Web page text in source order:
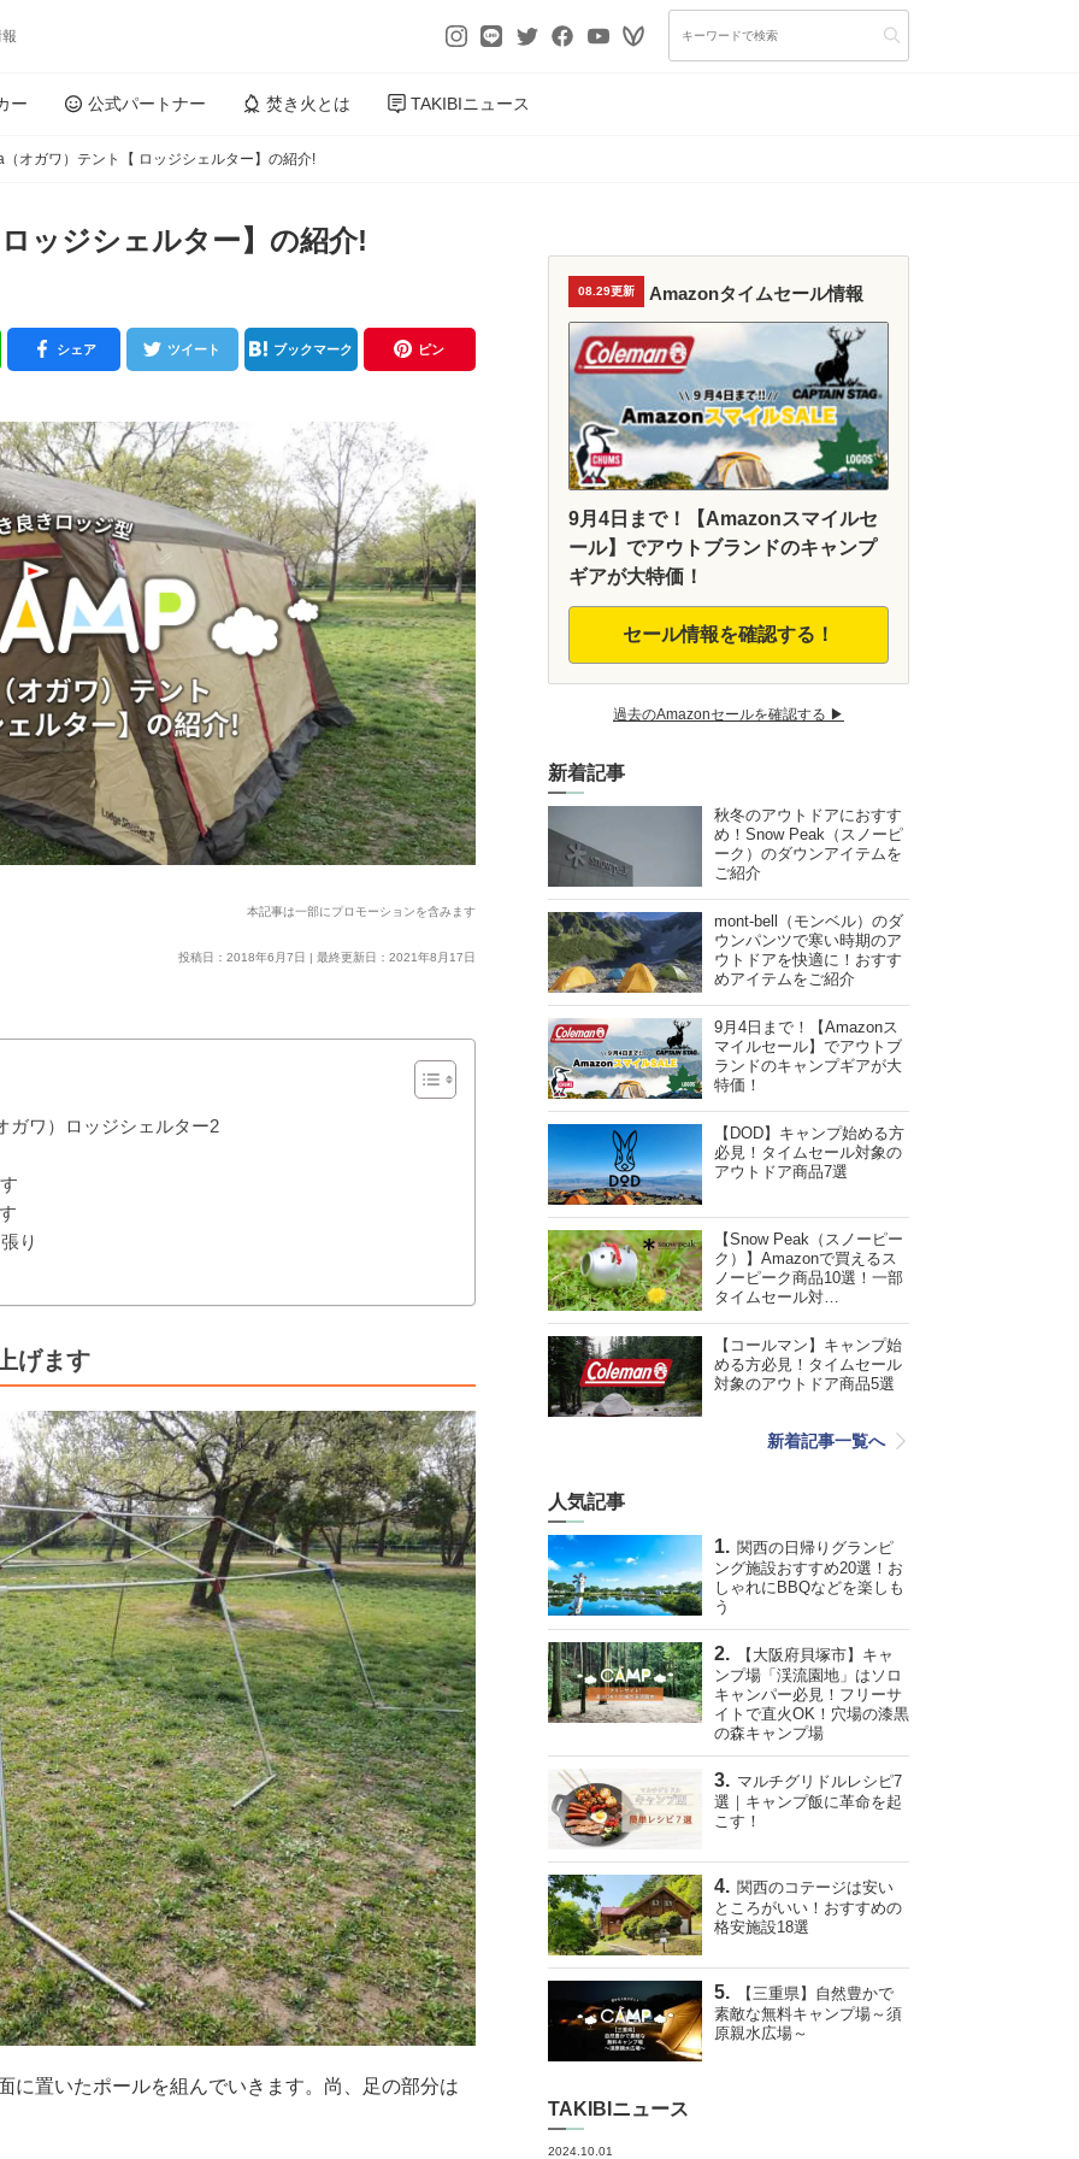
ー 公式パートナー 焚き火とは TAKIBIニュース
（オガワ）テント【 ロッジシェルター】の紹介!
ッジシェルター】の紹介!
シェア ツイート ブックマーク ピン
本記事は一部にプロモーションを含みます
投稿日：2018年6月7日 | 最終更新日：2021年8月17日
ガワ）ロッジシェルター2
り
げます
に置いたポールを組んでいきます。尚、足の部分は
08.29更新 Amazonタイムセール情報
9月4日まで！【Amazonスマイルセ
ール】でアウトブランドのキャンプ
ギアが大特価！
セール情報を確認する！
過去のAmazonセールを確認する ▶︎
新着記事
秋冬のアウトドアにおすす
め！Snow Peak（スノーピ
ーク）のダウンアイテムを
ご紹介
mont-bell（モンベル）のダ
ウンパンツで寒い時期のア
ウトドアを快適に！おすす
めアイテムをご紹介
9月4日まで！【Amazonス
マイルセール】でアウトブ
ランドのキャンプギアが大
特価！
【DOD】キャンプ始める方
必見！タイムセール対象の
アウトドア商品7選
【Snow Peak（スノーピー
ク）】Amazonで買えるス
ノーピーク商品10選！一部
タイムセール対…
【コールマン】キャンプ始
める方必見！タイムセール
対象のアウトドア商品5選
新着記事一覧へ
人気記事
関西の日帰りグランピ
ング施設おすすめ20選！お
しゃれにBBQなどを楽しも
う
【大阪府貝塚市】キャ
ンプ場「渓流園地」はソロ
キャンパー必見！フリーサ
イトで直火OK！穴場の漆黒
の森キャンプ場
マルチグリドルレシピ7
選｜キャンプ飯に革命を起
こす！
関西のコテージは安い
ところがいい！おすすめの
格安施設18選
【三重県】自然豊かで
素敵な無料キャンプ場～須
原親水広場～
TAKIBIニュース
2024.10.01